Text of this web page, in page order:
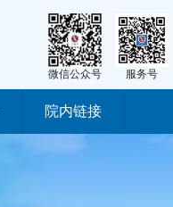
服务号
微信公众号
院内链接